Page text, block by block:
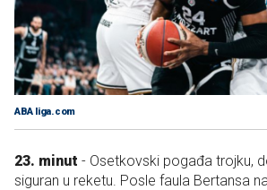
ABA liga.com
23. minut - Osetkovski pogađa trojku,
siguran u reketu. Posle faula Bertansa